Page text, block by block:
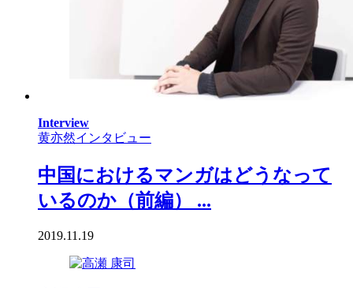
Interview
黄亦然インタビュー
中国におけるマンガはどうなって
いるのか（前編） ...
2019.11.19